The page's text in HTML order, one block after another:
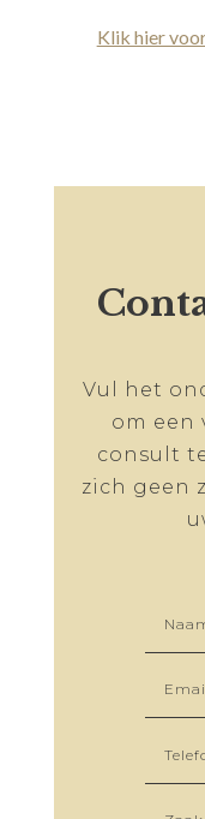
Klik hier
Vul het
om een
consult
zich geen